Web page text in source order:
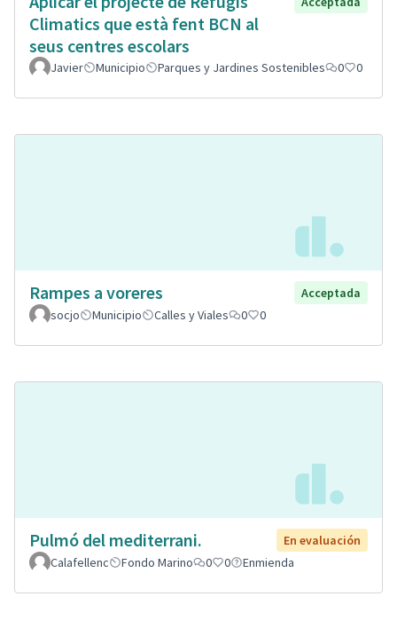
Climatics que està fent BCN al
seus centres escolars
Javier Municipio Parques y Jardines Sostenibles 0 0
Rampes a voreres
Acceptada
socjo
Municipio Calles y Viales 0 0
Pulmó del mediterrani.
En evaluación
Calafellenc
Fondo Marino 0 0 Enmienda